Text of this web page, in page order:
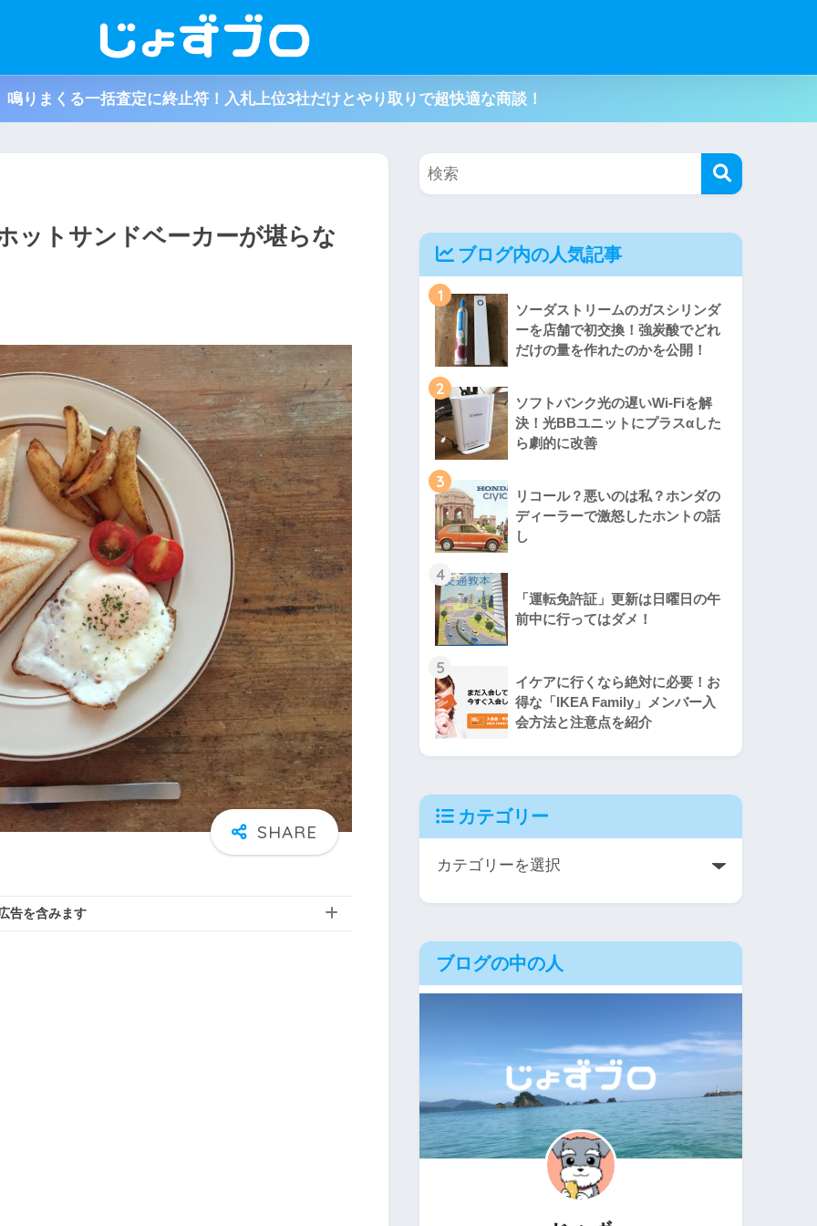
りまくる一括査定に終止符！入札上位3社だけとやり取りで超快適な商談！
ットサンドベーカーが堪らな
告を含みます
ブログ内の人気記事
1
ソーダストリームのガスシリンダ
ーを店舗で初交換！強炭酸でどれ
だけの量を作れたのかを公開！
2
ソフトバンク光の遅いWi-Fiを解
決！光BBユニットにプラスαした
ら劇的に改善
3
リコール？悪いのは私？ホンダの
ディーラーで激怒したホントの話
し
4
「運転免許証」更新は日曜日の午
前中に行ってはダメ！
5
イケアに行くなら絶対に必要！お
得な「IKEA Family」メンバー入
会方法と注意点を紹介
カテゴリー
ブログの中の人